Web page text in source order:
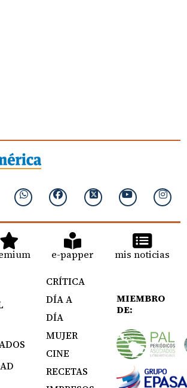
e-papper mis noticias
CRÍTICA
DÍA A
DÍA
MUJER
CINE
RECETAS
MIEMBRO
DE: